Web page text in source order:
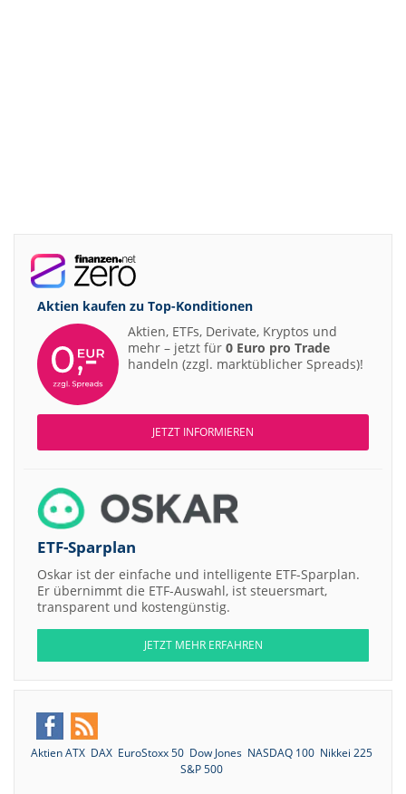
Aktien kaufen zu Top-Konditionen
Aktien, ETFs, Derivate, Kryptos und
mehr – jetzt für 0 Euro pro Trade
handeln (zzgl. marktüblicher Spreads)!
JETZT INFORMIEREN
ETF-Sparplan
Oskar ist der einfache und intelligente ETF-Sparplan.
Er übernimmt die ETF-Auswahl, ist steuersmart,
transparent und kostengünstig.
JETZT MEHR ERFAHREN
Aktien ATX DAX EuroStoxx 50 Dow Jones NASDAQ 100 Nikkei 225
S&P 500